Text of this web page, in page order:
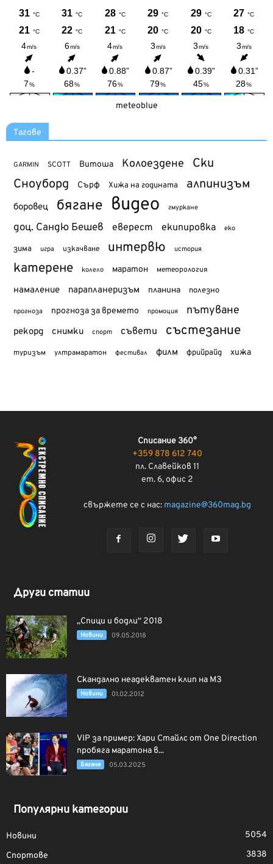
meteoblue
Тагове
GARMIN SCOTT Витоша Колоездене Ски
Сноуборд Сърф Хижа на годината алпинизъм
боровец бягане видео гмуркане
доц. Сандю Бешев еверест екипировка еко
зима игра изкачване интервю история
катерене колело маратон метеорология
намаление парапланеризъм планина полезно
прогноза прогноза за времето промоция пътуване
рекорд снимки спорт съвети състезание
туризъм ултрамаратон фестивал филм фрийрайд хижа
Списание 360°
+359 878 612 740
пл. Славейков 11
ет. 6, офис 2
свържете се с нас: magazine@360mag.bg
Други статии
„Спици и бодли“ 2018
Новини 09.05.2018
Скандално неадекватен клип на МЗ
Новини 01.02.2012
VIP за пример: Хари Стайлс от One Direction
пробяга маратона в...
Бягане 05.03.2025
Популярни категории
Новини
5054
Спортове
3838